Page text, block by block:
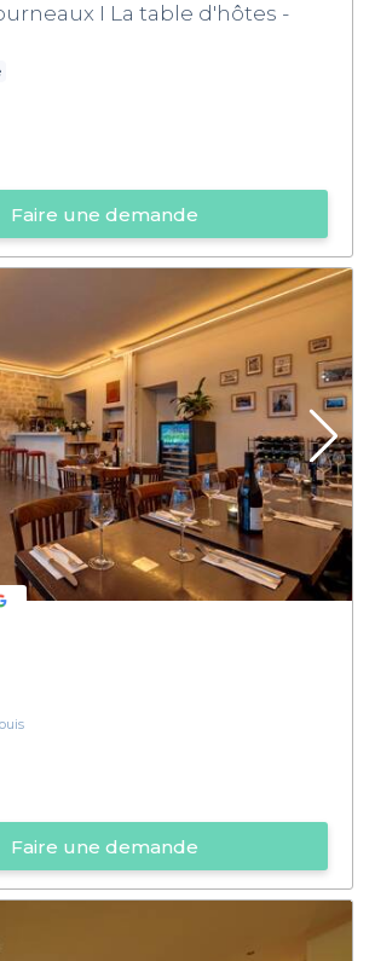
I La table d'hôtes -
Faire une demande
Faire une demande